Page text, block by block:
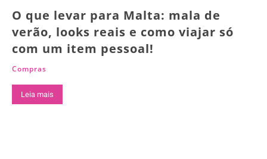
O que levar para Malta: mala de
verão, looks reais e como viajar só
com um item pessoal!
Compras
Leia mais